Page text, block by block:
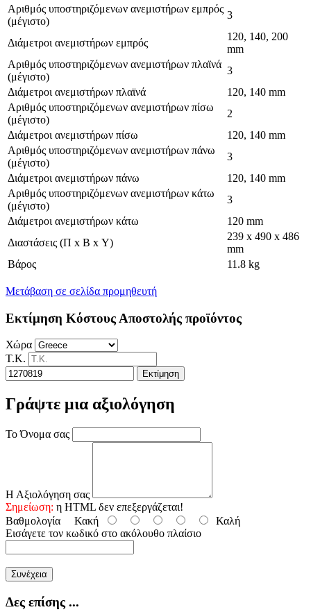
Αριθμός υποστηριζόμενων ανεμιστήρων εμπρός
(μέγιστο)
3
Διάμετροι ανεμιστήρων εμπρός
120, 140, 200
mm
Αριθμός υποστηριζόμενων ανεμιστήρων πλαϊνά
(μέγιστο)
3
Διάμετροι ανεμιστήρων πλαϊνά
120, 140 mm
Αριθμός υποστηριζόμενων ανεμιστήρων πίσω
(μέγιστο)
2
Διάμετροι ανεμιστήρων πίσω
120, 140 mm
Αριθμός υποστηριζόμενων ανεμιστήρων πάνω
(μέγιστο)
3
Διάμετροι ανεμιστήρων πάνω
120, 140 mm
Αριθμός υποστηριζόμενων ανεμιστήρων κάτω
(μέγιστο)
3
Διάμετροι ανεμιστήρων κάτω
120 mm
Διαστάσεις (Π x Β x Υ)
239 x 490 x 486
mm
Βάρος
11.8 kg
Μετάβαση σε σελίδα προμηθευτή
Εκτίμηση Κόστους Αποστολής προϊόντος
Χώρα
Τ.Κ.
Εκτίμηση
Γράψτε μια αξιολόγηση
Το Όνομα σας
Η Αξιολόγηση σας
Σημείωση: η HTML δεν επεξεργάζεται!
Βαθμολογία Κακή
Καλή
Εισάγετε τον κωδικό στο ακόλουθο πλαίσιο
Συνέχεια
Δες επίσης ...